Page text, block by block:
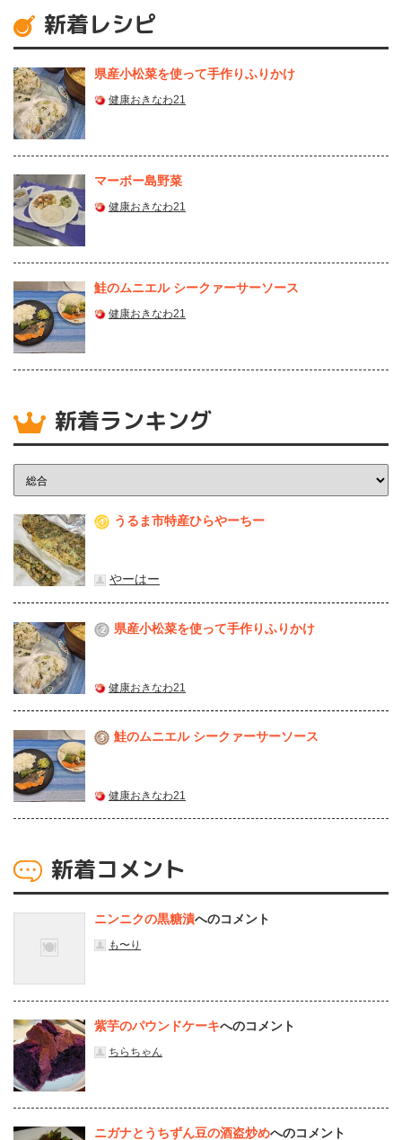
新着レシピ
県産⼩松菜を使って⼿作りふりかけ
健康おきなわ21
マーボー島野菜
健康おきなわ21
鮭のムニエル シークァーサーソース
健康おきなわ21
新着ランキング
1 うるま市特産ひらやーちー
やーはー
2 県産⼩松菜を使って⼿作りふりかけ
健康おきなわ21
3 鮭のムニエル シークァーサーソース
健康おきなわ21
新着コメント
ニンニクの黒糖漬へのコメント
も〜り
紫芋のパウンドケーキへのコメント
ちらちゃん
ニガナとうちずん豆の酒盗炒めへのコメント